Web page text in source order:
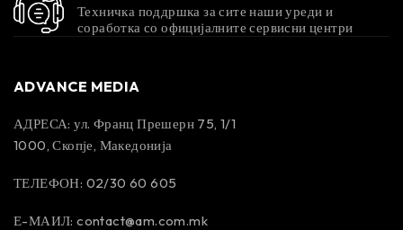
Техничка поддршка за сите наши уреди и
соработка со официјалните сервисни центри
ADVANCE MEDIA
АДРЕСА: ул. Франц Прешерн 75, 1/1
1000, Скопје, Македонија
ТЕЛЕФОН: 02/30 60 605
Е-МАИЛ:contact@am.com.mk